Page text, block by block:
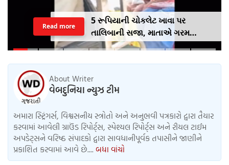
5 રૂપિયાની ચોકલેટ ખાવા પર
તાલિબાની સજા, માતાએ ગરમ
ચપ્પુથી પુત્રના પગમાં આપ્યો ડામ,
Read more
About Writer
વેબદુનિયા ન્યુઝ ટીમ
અમારા સ્ટ્રિંગર્સ, વિશ્વસનીય સ્ત્રોતો અને અનુભવી પત્રકારો દ્વારા તૈયાર
કરવામાં આવેલી ગ્રાઉંડ રિપોર્ટ્સ, સ્પેશ્યલ રિપોર્ટ્સ અને રીયલ ટાઈમ
અપડેટ્સને વરિષ્ઠ સંપાદકો દ્વારા સાવધાનીપૂર્વક તપાસીને જાણીને
પ્રકાશિત કરવામાં આવે છે.... બધા વાંચો